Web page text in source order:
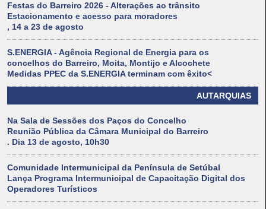
Festas do Barreiro 2026 - Alterações ao trânsito
Estacionamento e acesso para moradores
, 14 a 23 de agosto
S.ENERGIA - Agência Regional de Energia para os
concelhos do Barreiro, Moita, Montijo e Alcochete
Medidas PPEC da S.ENERGIA terminam com êxito<
AUTARQUIAS
Na Sala de Sessões dos Paços do Concelho
Reunião Pública da Câmara Municipal do Barreiro
. Dia 13 de agosto, 10h30
Comunidade Intermunicipal da Península de Setúbal
Lança Programa Intermunicipal de Capacitação Digital dos
Operadores Turísticos